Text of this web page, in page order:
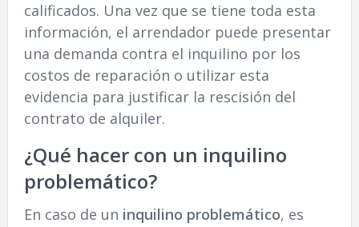
calificados. Una vez que se tiene toda esta
información, el arrendador puede presentar
una demanda contra el inquilino por los
costos de reparación o utilizar esta
evidencia para justificar la rescisión del
contrato de alquiler.
¿Qué hacer con un inquilino
problemático?
En caso de un inquilino problemático, es